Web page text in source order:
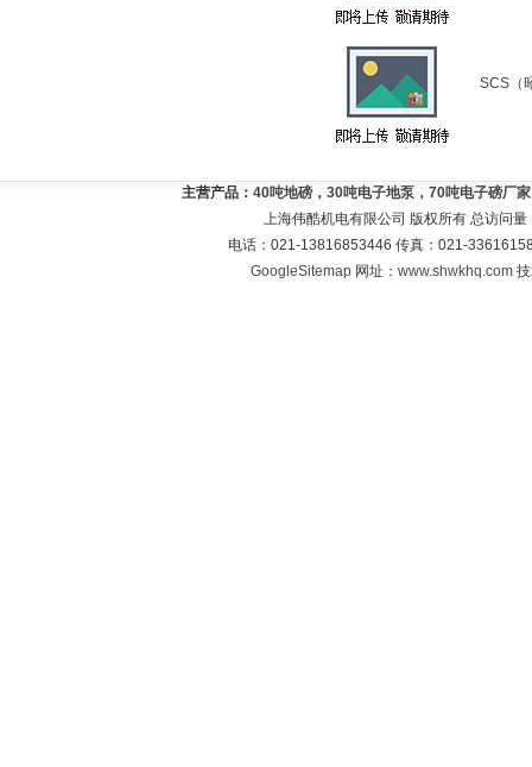
SCS（
主营产品： 40吨地磅，30吨电子地泵，70吨电子磅厂
上海伟酷机电有限公司 版权所有 总访问量
电话：021-13816853446 传真：021-
GoogleSitemap 网址：www.shwkhq.com